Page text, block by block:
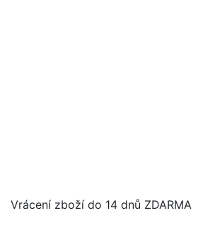
Vrácení zboží do 14 dnů ZDARMA